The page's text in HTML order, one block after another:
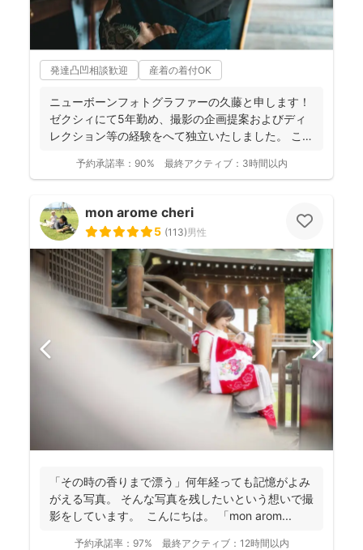
発達凸凹相談歓迎 産着の着付OK
ニューボーンフォトグラファーの久藤と申します！
ゼクシィにて5年勤め、撮影の企画提案およびディ
レクション等の経験をへて独立いたしました。 これ
予約承諾率： 90% 最終アクティブ： 3時間以内
mon arome cheri
5 (113)男性
「その時の香りまで漂う」何年経っても記憶がよみ
がえる写真。 そんな写真を残したいという想いで撮
影をしています。 こんにちは。 「mon arom...
予約承諾率： 97% 最終アクティブ： 12時間以内